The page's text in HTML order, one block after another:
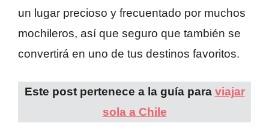
un lugar precioso y frecuentado por muchos
mochileros, así que seguro que también se
convertirá en uno de tus destinos favoritos.
Este post pertenece a la guía para viajar
sola a Chile